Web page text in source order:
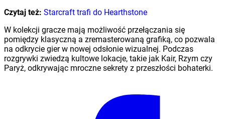
Czytaj też: Starcraft trafi do Hearthstone
W kolekcji gracze mają możliwość przełączania się
pomiędzy klasyczną a zremasterowaną grafiką, co pozwala
na odkrycie gier w nowej odsłonie wizualnej. Podczas
rozgrywki zwiedzą kultowe lokacje, takie jak Kair, Rzym czy
Paryż, odkrywając mroczne sekrety z przeszłości bohaterki.